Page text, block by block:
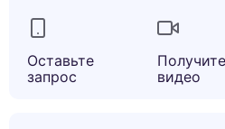
Оставьте
запрос
Получите
видео